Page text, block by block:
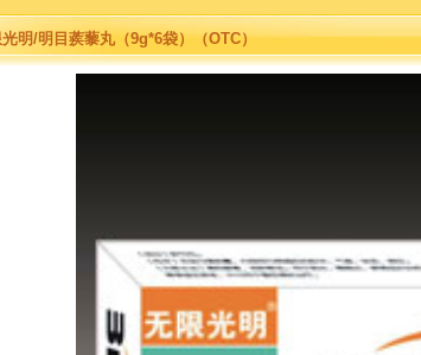
明/明目蒺藜丸（9g*6袋）（OTC）